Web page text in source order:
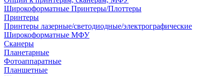
Широкоформатные Принтеры/Плоттеры
Принтеры
Принтеры лазерные/светодиодные/электрографические
Широкоформатные МФУ
Сканеры
Планетарные
Фотоаппаратные
Планшетные